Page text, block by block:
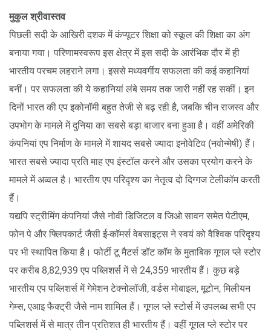
मुकुल श्रीवास्तव
पिछली सदी के आखिरी दशक में कंप्यूटर शिक्षा को स्कूल की शिक्षा का अंग
बनाया गया। परिणामस्वरूप इस क्षेत्र में इस सदी के आरंभिक दौर में ही
भारतीय परचम लहराने लगा। इससे मध्यवर्गीय सफलता की कई कहानियां
बनीं। पर सफलता की ये कहानियां लंबे समय तक जारी नहीं रह सकीं। इन
दिनों भारत की एप इकोनॉमी बहुत तेजी से बढ़ रही है, जबकि चीन राजस्व और
उपभोग के मामले में दुनिया का सबसे बड़ा बाजार बना हुआ है। वहीं अमेरिकी
कंपनियां एप निर्माण के मामले में शायद सबसे ज्यादा इनोवेटिव (नवोन्मेषी) हैं।
भारत सबसे ज्यादा प्रति माह एप इंस्टॉल करने और उसका प्रयोग करने के
मामले में अव्वल है। भारतीय एप परिदृश्य का नेतृत्व दो दिग्गज टेलीकॉम करती
हैं।
यद्यपि स्ट्रीमिंग कंपनियां जैसे नोवी डिजिटल व जिओ सावन समेत पेटीएम,
फोन पे और फ्लिपकार्ट जैसी ई-कॉमर्स वेबसाइट्स ने स्वयं को वैश्विक परिदृश्य
पर भी स्थापित किया है। फोर्टी टू मैटर्स डॉट कॉम के मुताबिक गूगल प्ले स्टोर
पर करीब 8,82,939 एप पब्लिशर्स में से 24,359 भारतीय हैं। कुछ बड़े
भारतीय एप पब्लिशर्स में गेमेशन टेक्नोलॉजी, वर्डस मोबाइल, मूटोन, मिलीयन
गेम्स, एआइ फैक्ट्री जैसे नाम शामिल हैं। गूगल प्ले स्टोर्स में उपलब्ध सभी एप
पब्लिशर्स में से मात्र तीन प्रतिशत ही भारतीय हैं। वहीं गूगल प्ले स्टोर पर